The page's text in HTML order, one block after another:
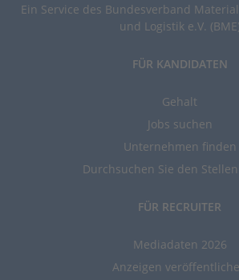
Ein Service des Bundesverband
und Logistik e.V. (BME)
FÜR KANDIDATEN
Gehalt
Jobs suchen
Unternehmen finden
Durchsuchen Sie den
FÜR RECRUITER
Mediadaten 2026
Anzeigen